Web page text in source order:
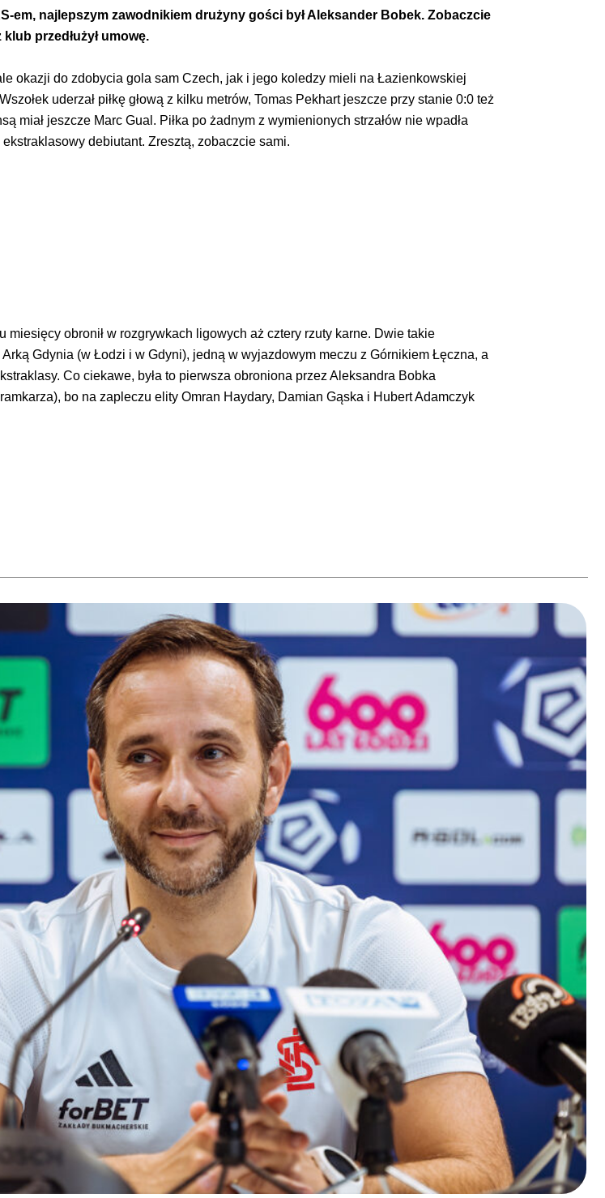
em, najlepszym zawodnikiem drużyny gości był Aleksander Bobek. Zobaczcie
przedłużył umowę.
okazji do zdobycia gola sam Czech, jak i jego koledzy mieli na Łazienkowskiej
uderzał piłkę głową z kilku metrów, Tomas Pekhart jeszcze przy stanie 0:0 też
miał jeszcze Marc Gual. Piłka po żadnym z wymienionych strzałów nie wpadła
debiutant. Zresztą, zobaczcie sami.
obronił w rozgrywkach ligowych aż cztery rzuty karne. Dwie takie
Gdynia (w Łodzi i w Gdyni), jedną w wyjazdowym meczu z Górnikiem Łęczna, a
Co ciekawe, była to pierwsza obroniona przez Aleksandra Bobka
bo na zapleczu elity Omran Haydary, Damian Gąska i Hubert Adamczyk